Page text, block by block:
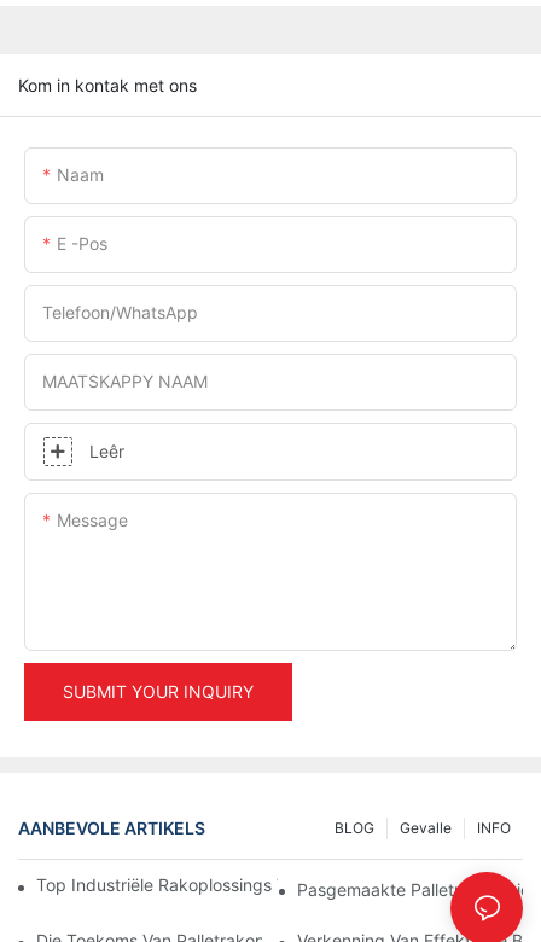
Kom in kontak met ons
Naam
E -pos
Telefoon/WhatsApp
MAATSKAPPY NAAM
Leêr
Message
SUBMIT YOUR INQUIRY
AANBEVOLE ARTIKELS INFO
Gevalle
BLOG
Top Industriële Rakoplossings Vir Doeltreffende Pakhuisbestuur
Pasgemaakte Palletrak